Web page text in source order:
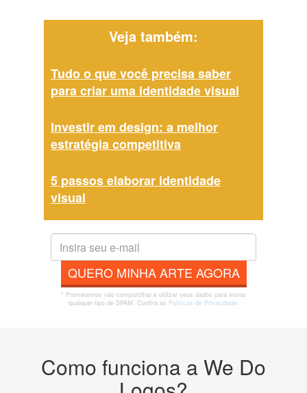
Veja também:
Tudo o que você precisa saber
para criar uma identidade visual
Investir em design: a melhor
estratégia competitiva
5 passos elaborar identidade
visual
QUERO MINHA ARTE AGORA
* Prometemos não compartilhar e utilizar seus dados para enviar
qualquer tipo de SPAM. Confira as Políticas de Privacidade.
Como funciona a We Do